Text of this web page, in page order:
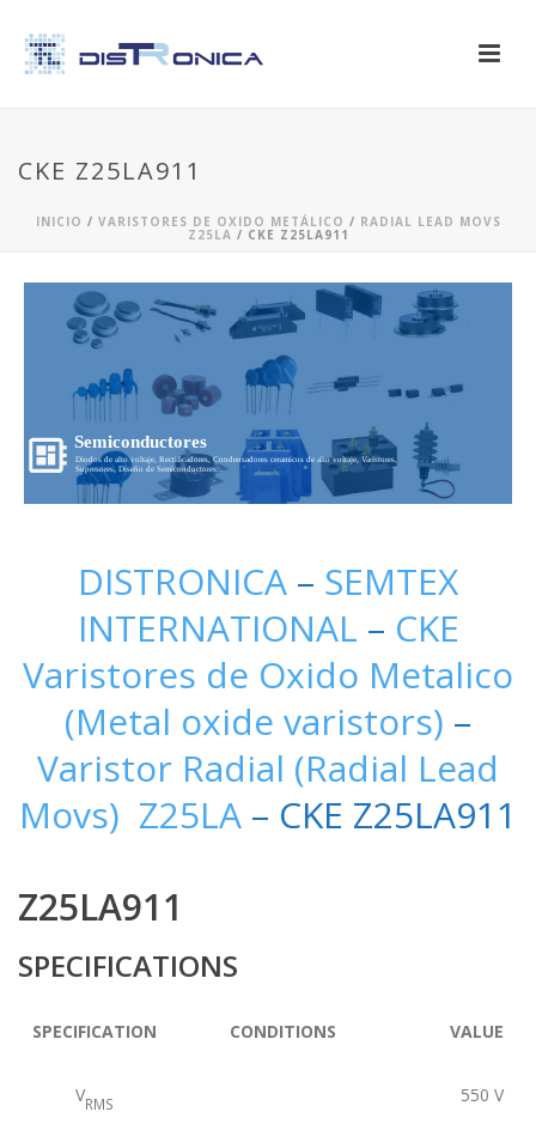
CKE Z25LA911
INICIO / VARISTORES DE OXIDO METÁLICO / RADIAL LEAD MOVS
Z25LA / CKE Z25LA911
Semiconductores
Diodos de alto voltaje, Rectificadores, Condensadores ceramicos de alto voltaje, Varistores,
Supresores, Diseño de Semiconductores...
DISTRONICA – SEMTEX
INTERNATIONAL – CKE
Varistores de Oxido Metalico
(Metal oxide varistors) –
Varistor Radial (Radial Lead
Movs) Z25LA – CKE Z25LA911
Z25LA911
SPECIFICATIONS
SPECIFICATION CONDITIONS VALUE
VRMS 550 V